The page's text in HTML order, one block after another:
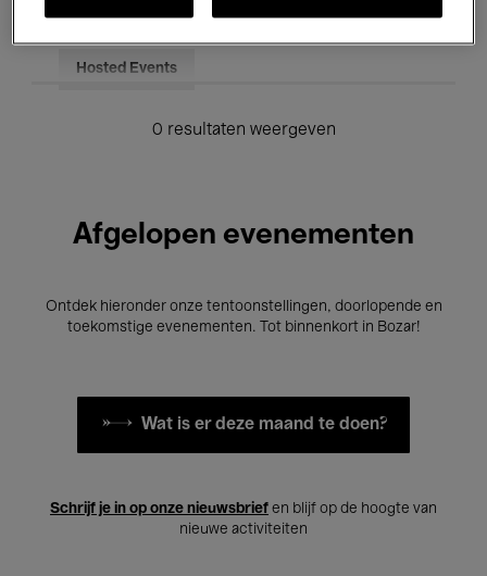
Onderwijs Rondleidingen
Hosted Events
0 resultaten weergeven
Afgelopen evenementen
Ontdek hieronder onze tentoonstellingen, doorlopende en
toekomstige evenementen. Tot binnenkort in Bozar!
Wat is er deze maand te doen?
Schrijf je in op onze nieuwsbrief en blijf op de hoogte van
nieuwe activiteiten